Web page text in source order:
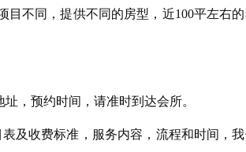
不同，提供不同的房型，近100平左右
，预约时间，请准时到达会所。
及收费标准，服务内容，流程和时间，